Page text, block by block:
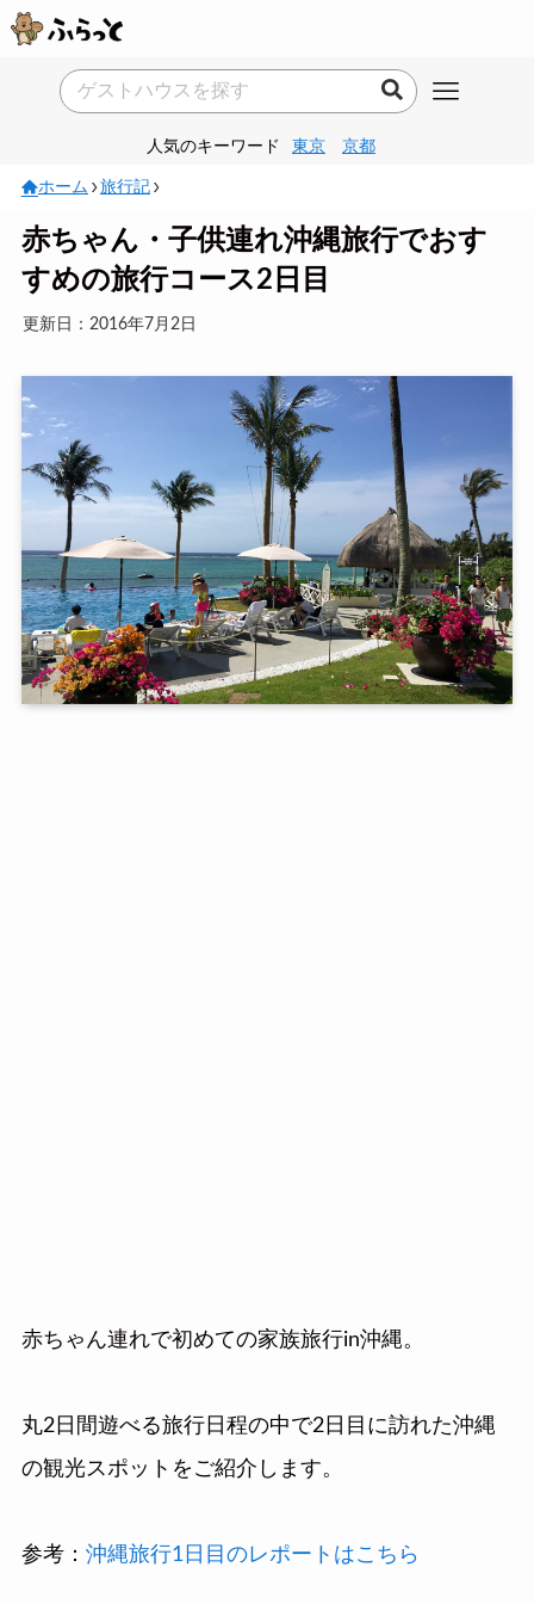
人気のキーワード 東京 京都
ホーム 旅行記
赤ちゃん・子供連れ沖縄旅行でおす
すめの旅行コース2日目
更新日：2016年7月2日
赤ちゃん連れで初めての家族旅行in沖縄。
丸2日間遊べる旅行日程の中で2日目に訪れた沖縄
の観光スポットをご紹介します。
参考： 沖縄旅行1日目のレポートはこちら